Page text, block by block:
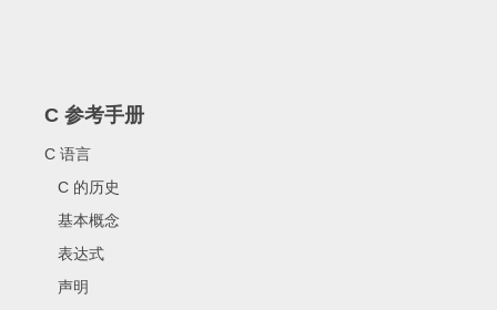
C 参考手册
C 语言
C 的历史
基本概念
表达式
声明